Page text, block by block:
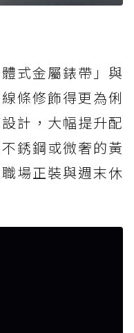
式金屬錶帶」與
條修飾得更為俐
計，大幅提升配
銹鋼或微奢的黃
場正裝與週末休